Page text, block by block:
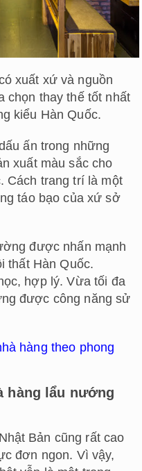
xuất xứ và nguồn
chọn thay thế tốt nhất
kiểu Hàn Quốc.
ấn trong những
xuất màu sắc cho
Cách trang trí là một
táo bạo của xứ sở
được nhấn mạnh
thất Hàn Quốc.
hợp lý. Vừa tối đa
được công năng sử
hàng theo phong
hàng lẩu nướng
Bản cũng rất cao
đơn ngon. Vì vậy,